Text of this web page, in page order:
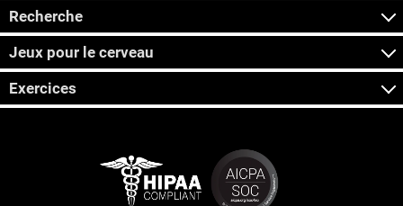
Recherche
Jeux pour le cerveau
Exercices